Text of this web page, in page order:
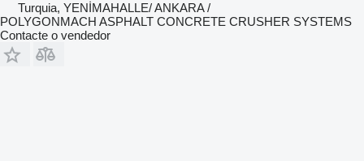
Turquia, YENİMAHALLE/ ANKARA /
POLYGONMACH ASPHALT CONCRETE CRUSHER SYSTEMS
Contacte o vendedor